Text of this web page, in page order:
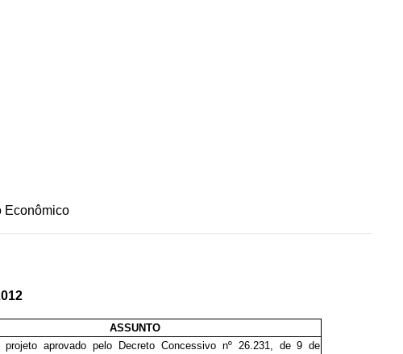
Econômico
ASSUNTO
aprovado pelo Decreto Concessivo nº 26.231, de 9 de